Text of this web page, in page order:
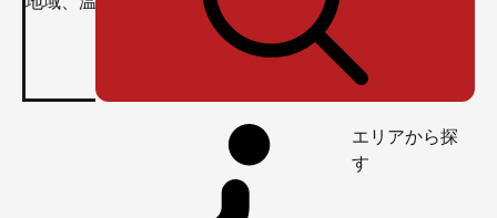
エリアから探
す